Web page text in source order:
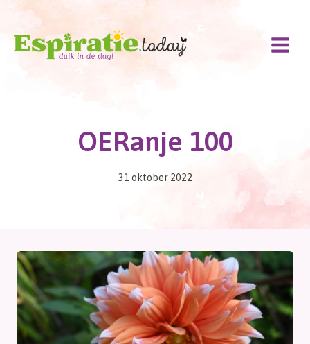
Doorgaan
inhoud
OERanje 100
31 oktober 2022